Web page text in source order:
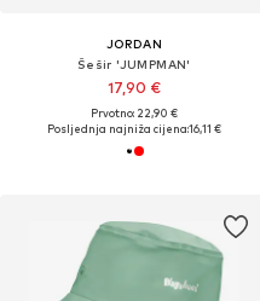
JORDAN
Šešir 'JUMPMAN'
17,90 €
Prvotno: 22,90 €
Posljednja najniža cijena:16,11 €